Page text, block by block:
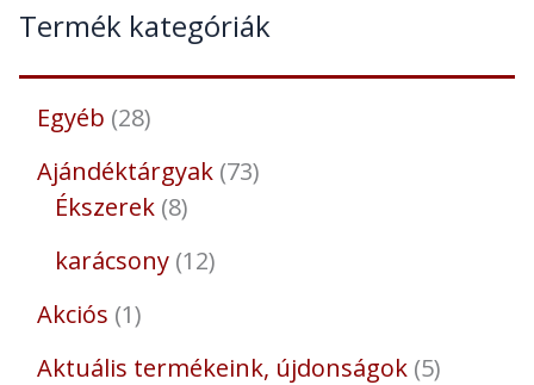
Termék kategóriák
Egyéb 28
Ajándéktárgyak 73
Ékszerek 8
karácsony 12
Akciós 1
Aktuális termékeink, újdonságok 5